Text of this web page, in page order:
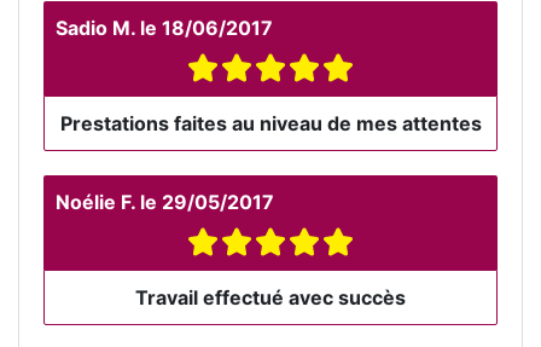
Sadio M. le 18/06/2017
Prestations faites au niveau de mes attentes
Noélie F. le 29/05/2017
Travail effectué avec succès